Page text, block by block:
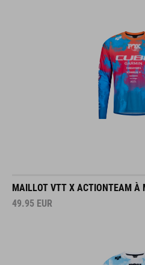
MAILLOT VTT X ACTIONTEAM À
49.95 EUR